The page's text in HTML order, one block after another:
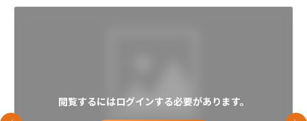
閲覧するにはログインする必要があります。